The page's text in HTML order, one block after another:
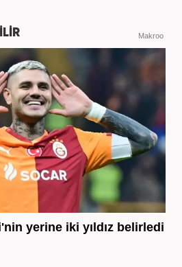
Makroo
yerine iki yıldız belirledi